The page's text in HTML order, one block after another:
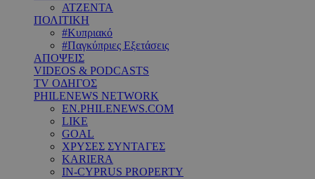
ΑΤΖΕΝΤΑ
ΠΟΛΙΤΙΚΗ
#Κυπριακό
#Παγκύπριες Εξετάσεις
ΑΠΟΨΕΙΣ
VIDEOS & PODCASTS
TV ΟΔΗΓΟΣ
PHILENEWS NETWORK
EN.PHILENEWS.COM
LIKE
GOAL
ΧΡΥΣΕΣ ΣΥΝΤΑΓΕΣ
KARIERA
IN-CYPRUS PROPERTY